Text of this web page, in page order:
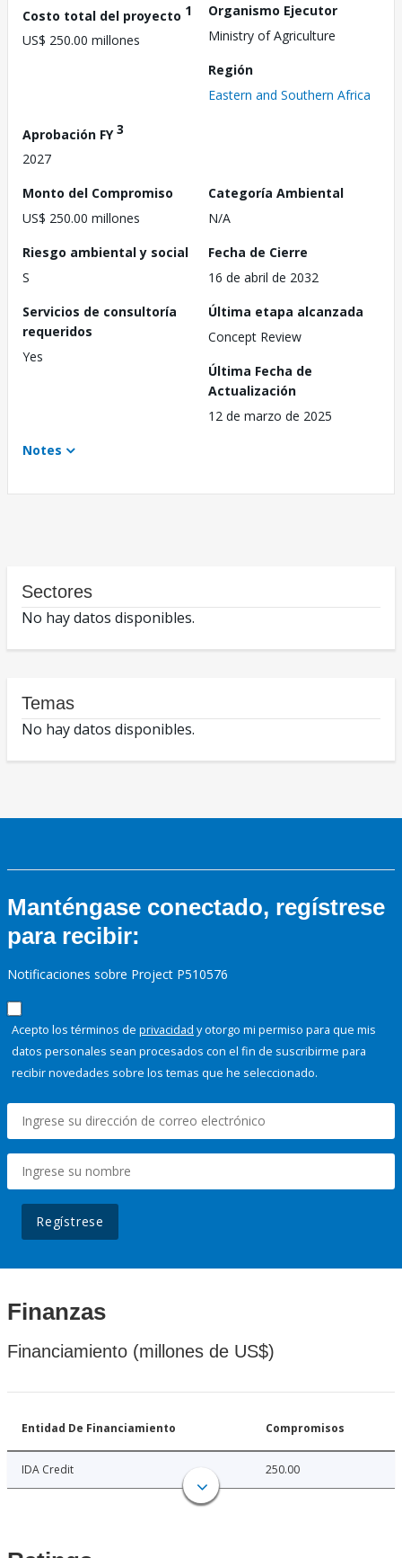
Costo total del proyecto 1
US$ 250.00 millones
Organismo Ejecutor
Ministry of Agriculture
Región
Eastern and Southern Africa
Aprobación FY3
2027
Monto del Compromiso
US$ 250.00 millones
Categoría Ambiental
N/A
Riesgo ambiental y social
S
Fecha de Cierre
16 de abril de 2032
Servicios de consultoría
requeridos
Yes
Última etapa alcanzada
Concept Review
Última Fecha de
Actualización
12 de marzo de 2025
Notes
Sectores
No hay datos disponibles.
Temas
No hay datos disponibles.
Manténgase conectado, regístrese
para recibir:
Notificaciones sobre Project P510576
Acepto los términos de privacidad y otorgo mi permiso para que mis
datos personales sean procesados con el fin de suscribirme para
recibir novedades sobre los temas que he seleccionado.
Regístrese
Finanzas
Financiamiento (millones de US$)
Entidad De Financiamiento Compromisos
IDA Credit 250.00